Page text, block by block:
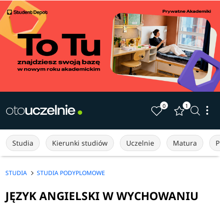
0 1
Studia Kierunki studiów Uczelnie Matura
STUDIA STUDIA PODYPLOMOWE
JĘZYK ANGIELSKI W WYCHOWANIU